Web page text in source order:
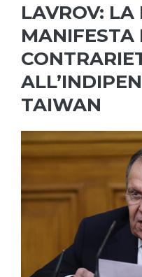
LAVROV: LA
MANIFESTA
TAIWAN